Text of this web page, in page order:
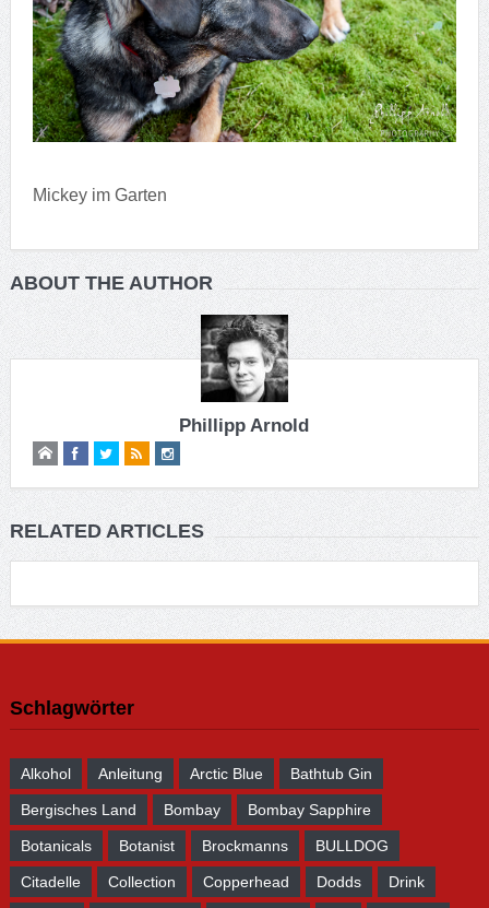
Mickey im Garten
ABOUT THE AUTHOR
Phillipp Arnold
RELATED ARTICLES
Schlagwörter
Alkohol Anleitung Arctic Blue Bathtub Gin
Bergisches Land Bombay Bombay Sapphire
Botanicals Botanist Brockmanns BULLDOG
Citadelle Collection Copperhead Dodds Drink